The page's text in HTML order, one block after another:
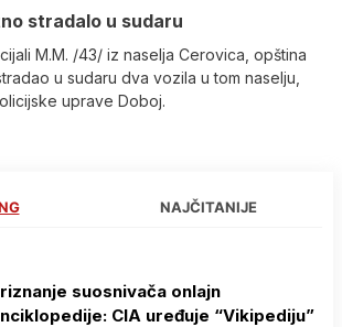
stradalo u sudaru
M.M. /43/ iz naselja Cerovica, opština
u sudaru dva vozila u tom naselju,
uprave Doboj.
NAJČITANIJE
suosnivača onlajn
CIA uređuje “Vikipediju”